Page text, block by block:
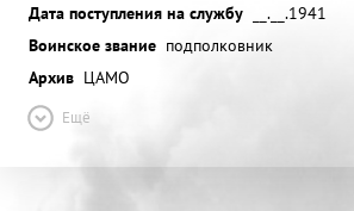
Дата поступления на службу
__.__.1941
Воинское звание подполковник
Архив ЦАМО
Ещё